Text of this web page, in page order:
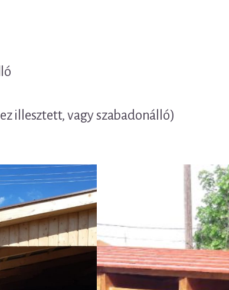
illesztett, vagy szabadonálló)